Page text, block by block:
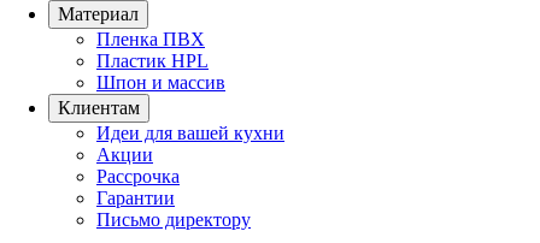
Материал
Пленка ПВХ
Пластик HPL
Шпон и массив
Клиентам
Идеи для вашей кухни
Акции
Рассрочка
Гарантии
Письмо директору